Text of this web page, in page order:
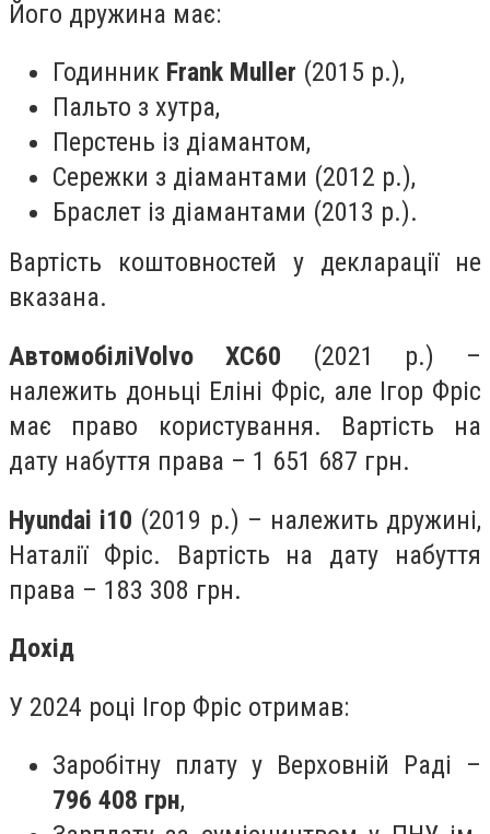
Його дружина має:
Годинник Frank Muller (2015 р.),
Пальто з хутра,
Перстень із діамантом,
Сережки з діамантами (2012 р.),
Браслет із діамантами (2013 р.).
Вартість коштовностей у декларації не
вказана.
АвтомобіліVolvo XC60 (2021 р.) –
належить доньці Еліні Фріс, але Ігор Фріс
має право користування. Вартість на
дату набуття права – 1 651 687 грн.
Hyundai i10 (2019 р.) – належить дружині,
Наталії Фріс. Вартість на дату набуття
права – 183 308 грн.
Дохід
У 2024 році Ігор Фріс отримав:
Заробітну плату у Верховній Раді –
796 408 грн,